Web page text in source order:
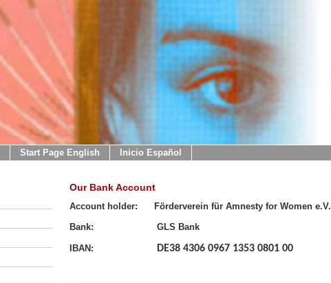
Start Page English Inicio Español
Our Bank Account
Account holder: Förderverein für Amnesty for Women e.V.
Bank: GLS Bank
IBAN: DE38 4306 0967 1353 0801 00